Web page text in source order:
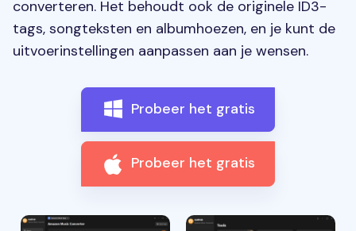
converteren. Het behoudt ook de originele ID3-
tags, songteksten en albumhoezen, en je kunt de
uitvoerinstellingen aanpassen aan je wensen.
Probeer het gratis
Probeer het gratis